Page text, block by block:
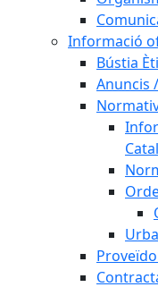
Informació
Bústia
Anuncis